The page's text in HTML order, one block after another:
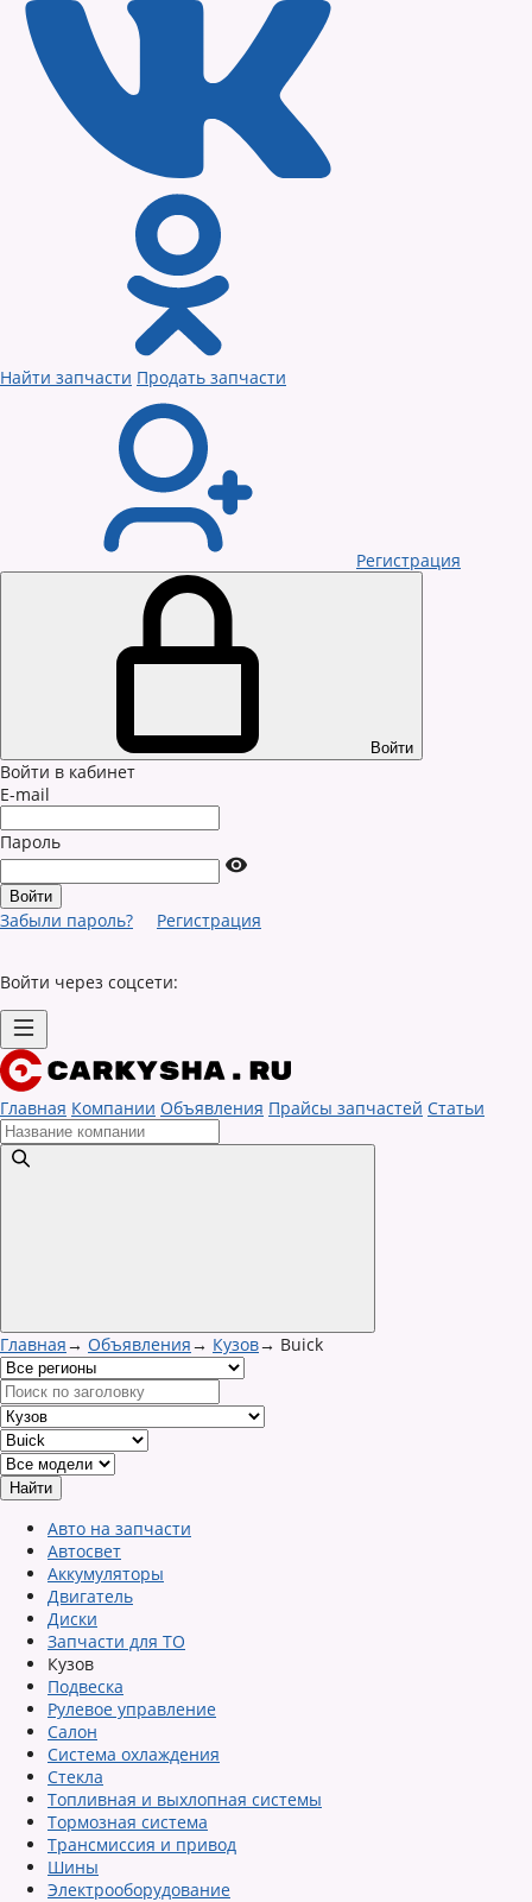
Найти запчасти Продать запчасти
Регистрация
Войти
Войти в кабинет
E-mail
Пароль
Забыли пароль? Регистрация
Войти через соцсети:
Главная Компании Объявления Прайсы запчастей Статьи
Главная→ Объявления→ Кузов→ Buick
Авто на запчасти
Автосвет
Аккумуляторы
Двигатель
Диски
Запчасти для ТО
Кузов
Подвеска
Рулевое управление
Салон
Система охлаждения
Стекла
Топливная и выхлопная системы
Тормозная система
Трансмиссия и привод
Шины
Электрооборудование